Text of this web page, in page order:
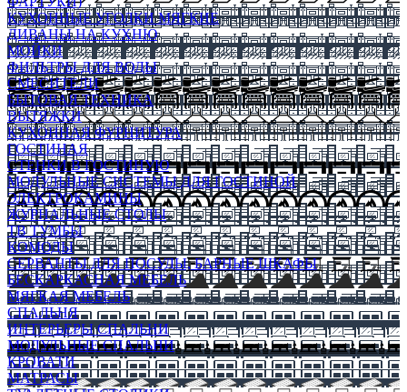
КУХОННЫЕ УГОЛКИ МЯГКИЕ
ДИВАНЫ НА КУХНЮ
МОЙКИ
ФИЛЬТРЫ ДЛЯ ВОДЫ
СМЕСИТЕЛИ
БЫТОВАЯ ТЕХНИКА
ВЫТЯЖКИ
КУХОННАЯ ФУРНИТУРА
ГОСТИНАЯ
СТЕНКИ В ГОСТИНУЮ
МОДУЛЬНЫЕ СИСТЕМЫ ДЛЯ ГОСТИНОЙ
ЭЛЕКТРОКАМИНЫ
ЖУРНАЛЬНЫЕ СТОЛЫ
ТВ ТУМБЫ
КОМОДЫ
СЕРВАНТЫ ДЛЯ ПОСУДЫ, БАРНЫЕ ШКАФЫ
БЕСКАРКАСНАЯ МЕБЕЛЬ
МЯГКАЯ МЕБЕЛЬ
СПАЛЬНЯ
ИНТЕРЬЕРЫ СПАЛЬНИ
МОДУЛЬНЫЕ СПАЛЬНИ
КРОВАТИ
МАТРАСЫ